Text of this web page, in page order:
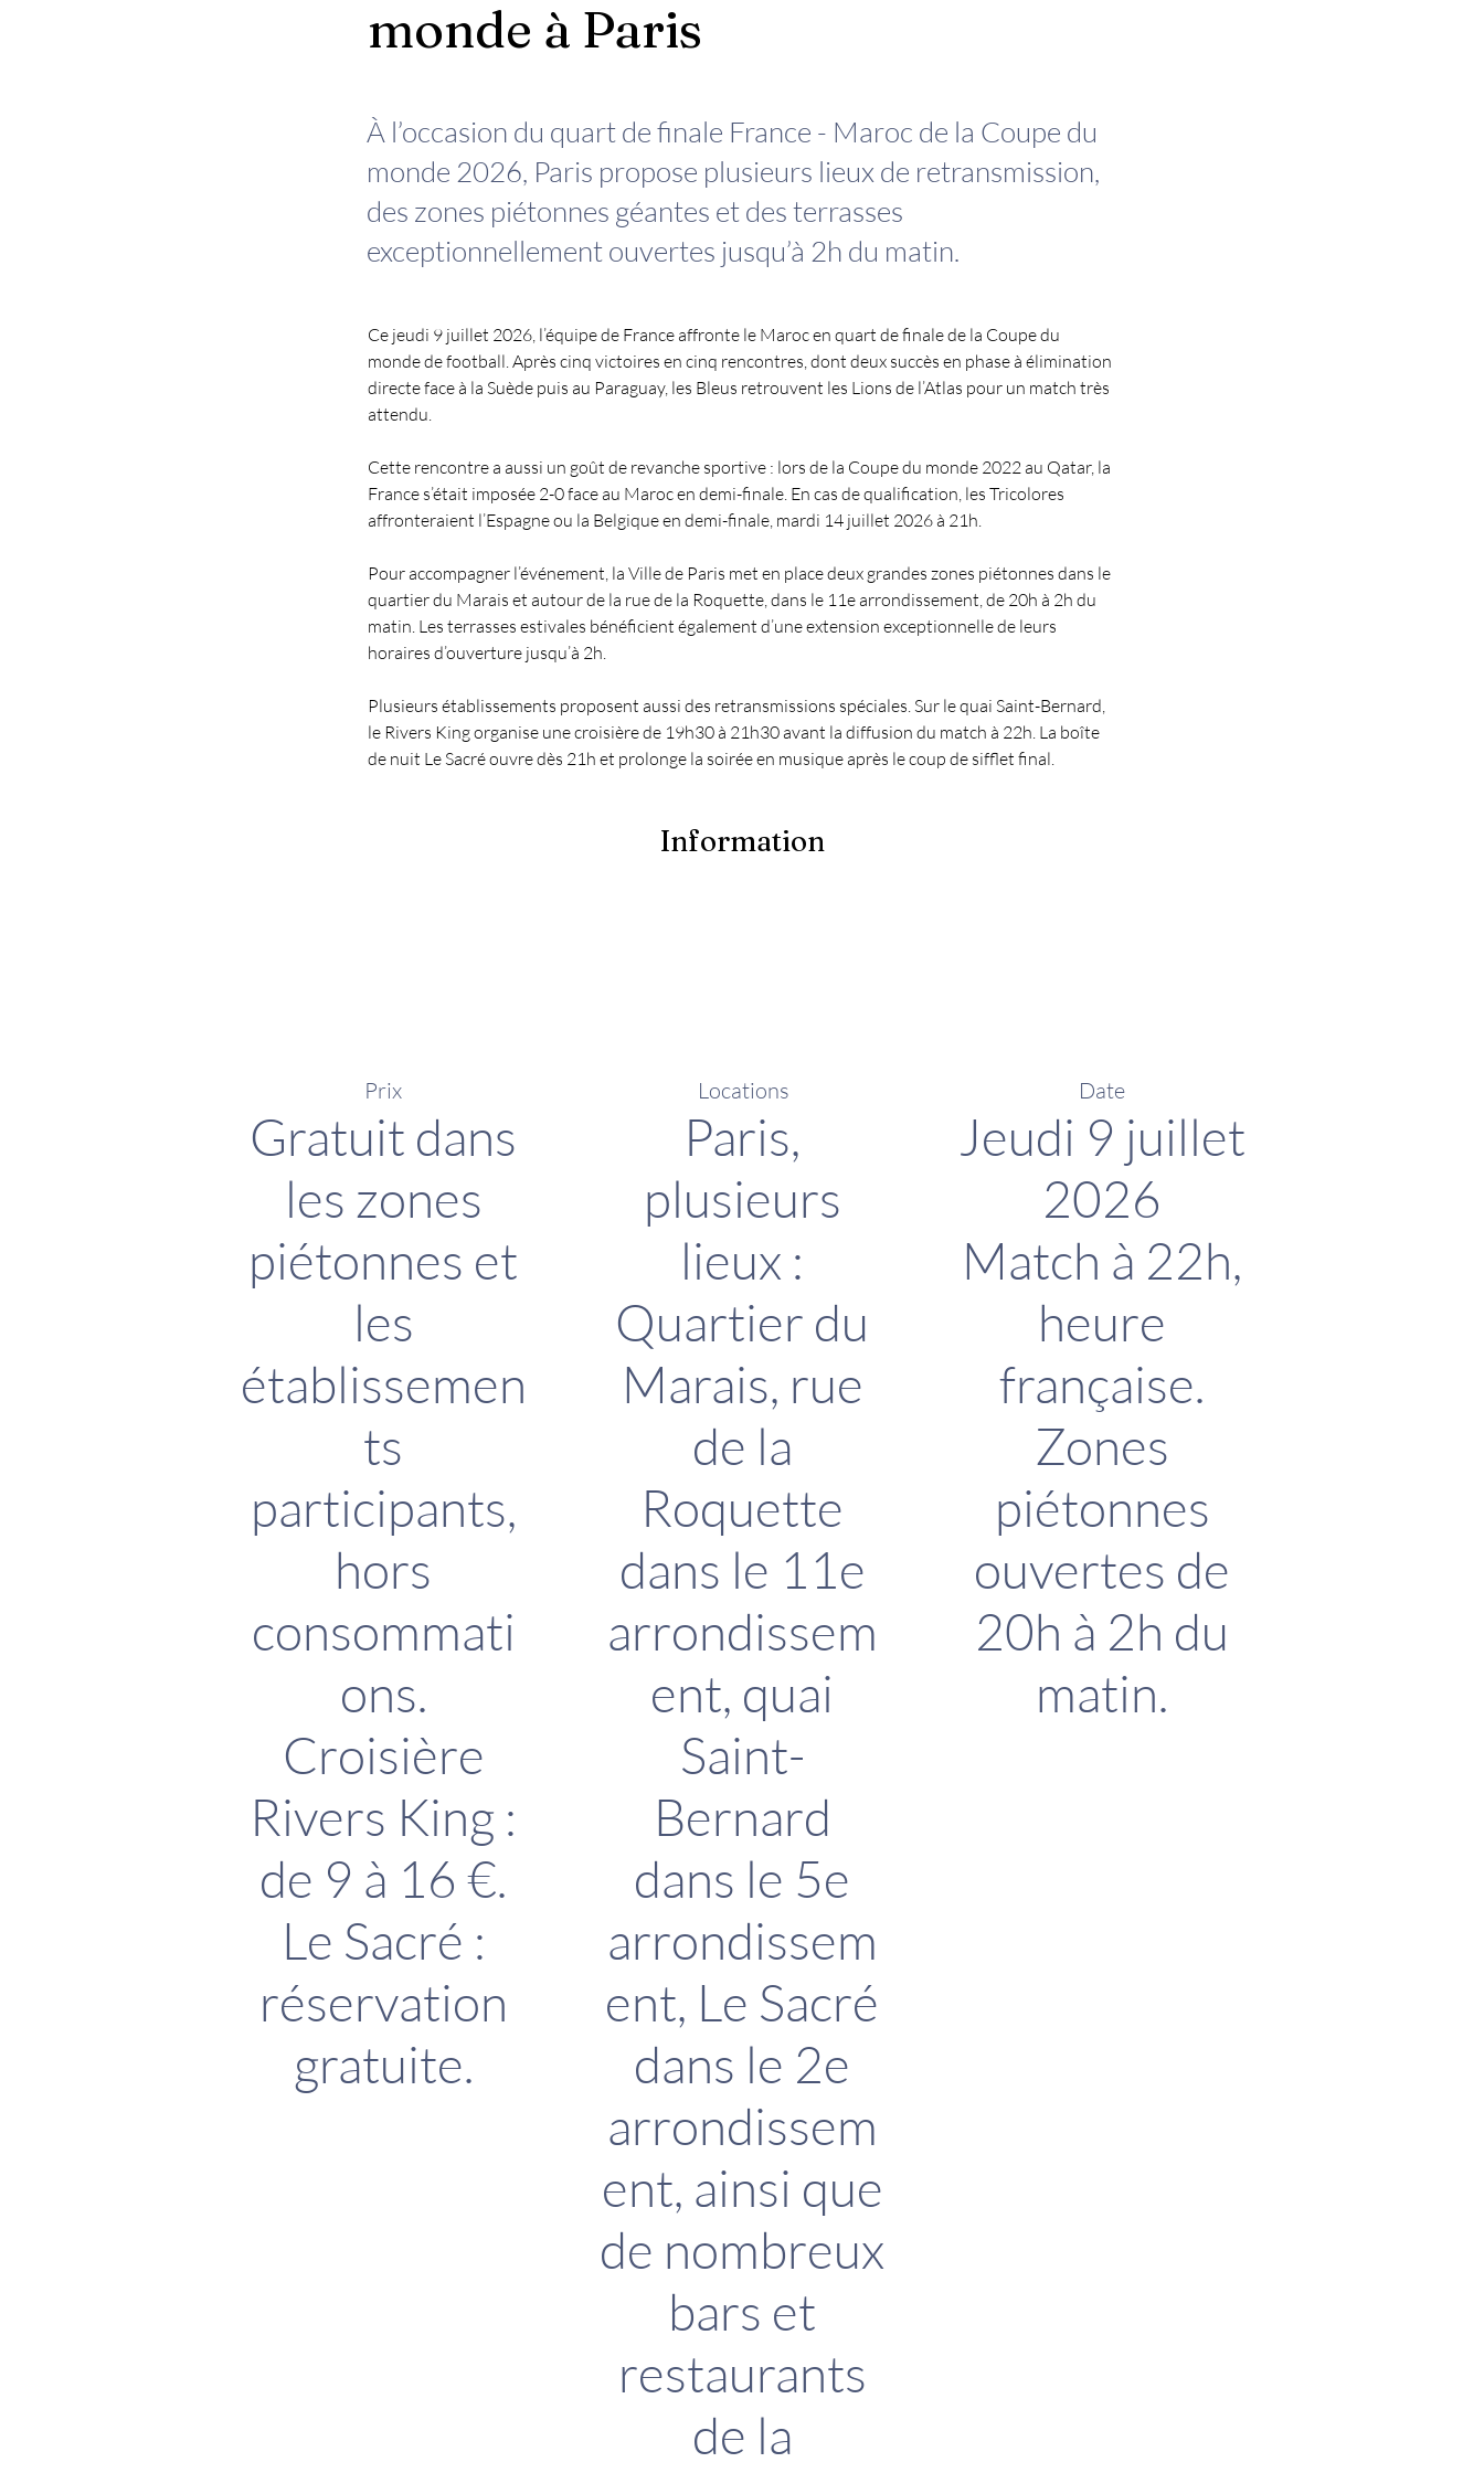
monde à Paris
À l’occasion du quart de finale France - Maroc de la Coupe du
monde 2026, Paris propose plusieurs lieux de retransmission,
des zones piétonnes géantes et des terrasses
exceptionnellement ouvertes jusqu’à 2h du matin.
Ce jeudi 9 juillet 2026, l’équipe de France affronte le Maroc en quart de finale de la Coupe du
monde de football. Après cinq victoires en cinq rencontres, dont deux succès en phase à élimination
directe face à la Suède puis au Paraguay, les Bleus retrouvent les Lions de l’Atlas pour un match très
attendu.
Cette rencontre a aussi un goût de revanche sportive : lors de la Coupe du monde 2022 au Qatar, la
France s’était imposée 2-0 face au Maroc en demi-finale. En cas de qualification, les Tricolores
affronteraient l’Espagne ou la Belgique en demi-finale, mardi 14 juillet 2026 à 21h.
Pour accompagner l’événement, la Ville de Paris met en place deux grandes zones piétonnes dans le
quartier du Marais et autour de la rue de la Roquette, dans le 11e arrondissement, de 20h à 2h du
matin. Les terrasses estivales bénéficient également d’une extension exceptionnelle de leurs
horaires d’ouverture jusqu’à 2h.
Plusieurs établissements proposent aussi des retransmissions spéciales. Sur le quai Saint-Bernard,
le Rivers King organise une croisière de 19h30 à 21h30 avant la diffusion du match à 22h. La boîte
de nuit Le Sacré ouvre dès 21h et prolonge la soirée en musique après le coup de sifflet final.
Information
Gratuit dans
les zones
piétonnes et
les
établissemen
ts
participants,
hors
consommati
ons.
Croisière
Rivers King :
de 9 à 16 €.
Le Sacré :
réservation
gratuite.
Prix
Paris,
plusieurs
lieux :
Quartier du
Marais, rue
de la
Roquette
dans le 11e
arrondissem
ent, quai
Saint-
Bernard
dans le 5e
arrondissem
ent, Le Sacré
dans le 2e
arrondissem
ent, ainsi que
de nombreux
bars et
restaurants
de la
Locations
Jeudi 9 juillet
2026
Match à 22h,
heure
française.
Zones
piétonnes
ouvertes de
20h à 2h du
matin.
Date